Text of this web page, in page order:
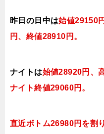
昨日の日中は始値29150
円、終値28910円 。
ナイトは始値28920円、
ナイト終値29060円。
直近ボトム26980円を割